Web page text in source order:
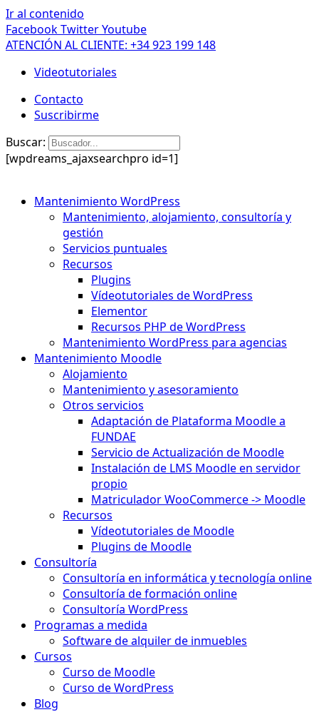
Ir al contenido
FacebookTwitterYoutube
ATENCIÓN AL CLIENTE: +34 923 199 148
Videotutoriales
Contacto
Suscribirme
Buscar:
[wpdreams_ajaxsearchpro id=1]
Mantenimiento WordPress
Mantenimiento, alojamiento, consultoría y
gestión
Servicios puntuales
Recursos
Plugins
Vídeotutoriales de WordPress
Elementor
Recursos PHP de WordPress
Mantenimiento WordPress para agencias
Mantenimiento Moodle
Alojamiento
Mantenimiento y asesoramiento
Otros servicios
Adaptación de Plataforma Moodle a
FUNDAE
Servicio de Actualización de Moodle
Instalación de LMS Moodle en servidor
propio
Matriculador WooCommerce -> Moodle
Recursos
Vídeotutoriales de Moodle
Plugins de Moodle
Consultoría
Consultoría en informática y tecnología online
Consultoría de formación online
Consultoría WordPress
Programas a medida
Software de alquiler de inmuebles
Cursos
Curso de Moodle
Curso de WordPress
Blog